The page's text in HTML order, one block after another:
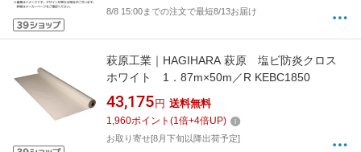
8/8 15:00までの注文で最短8/13お届け
萩原工業｜HAGIHARA 萩原 塩ビ防炎クロス
ホワイト 1．87m×50m／R KEBC1850
43,175 円 送料無料
1,960ポイント (1倍+4倍UP)
お取り寄せ[8月下旬以降出荷予定]